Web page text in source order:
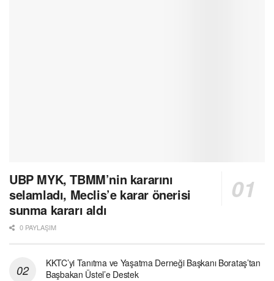
UBP MYK, TBMM’nin kararını
selamladı, Meclis’e karar önerisi
sunma kararı aldı
0 PAYLAŞIM
KKTC’yi Tanıtma ve Yaşatma Derneği Başkanı Borataş’tan
Başbakan Üstel’e Destek